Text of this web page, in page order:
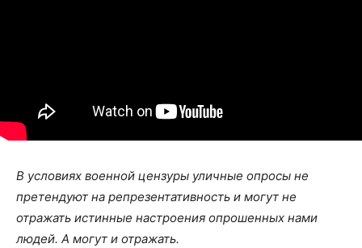
В условиях военной цензуры уличные опросы не
претендуют на репрезентативность и могут не
отражать истинные настроения опрошенных нами
людей. А могут и отражать.